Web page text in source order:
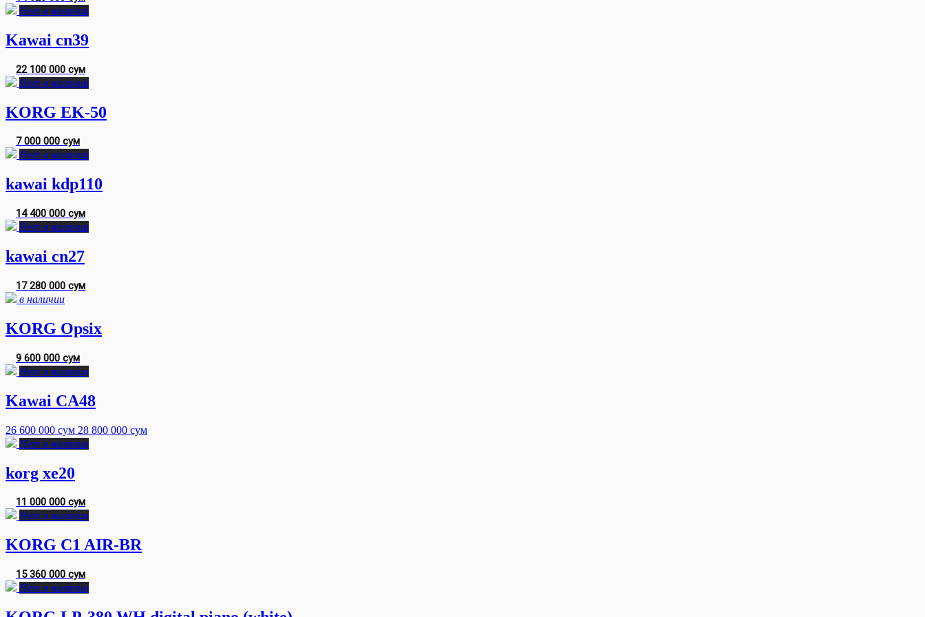
Нет в наличии
Kawai cn39
22 100 000 сум
Нет в наличии
KORG EK-50
7 000 000 сум
Нет в наличии
kawai kdp110
14 400 000 сум
Нет в наличии
kawai cn27
17 280 000 сум
в наличии
KORG Opsix
9 600 000 сум
Нет в наличии
Kawai CA48
26 600 000 сум 28 800 000 сум
Нет в наличии
korg xe20
11 000 000 сум
Нет в наличии
KORG C1 AIR-BR
15 360 000 сум
Нет в наличии